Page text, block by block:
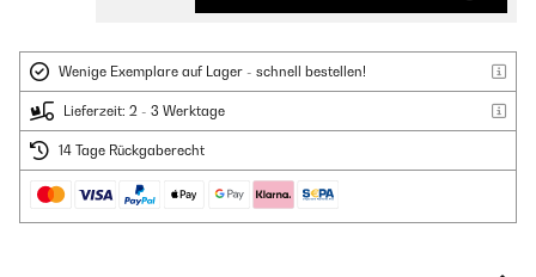
Wenige Exemplare auf Lager - schnell bestellen!
Lieferzeit: 2 - 3 Werktage
14 Tage Rückgaberecht